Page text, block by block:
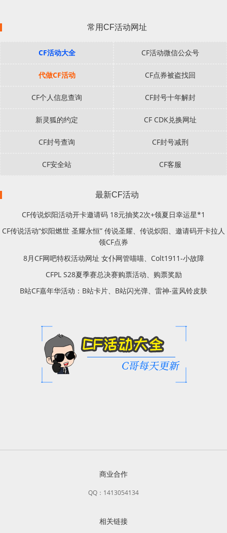
常用CF活动网址
CF活动大全 CF活动微信公众号
代做CF活动 CF点券被盗找回
CF个人信息查询 CF封号十年解封
新灵狐的约定 CF CDK兑换网址
CF封号查询 CF封号减刑
CF安全站 CF客服
最新CF活动
CF传说炽阳活动开卡邀请码 18元抽奖2次+领夏日幸运星*1
CF传说活动“炽阳燃世 圣耀永恒” 传说圣耀、传说炽阳、邀请码开卡拉人
领CF点券
8月CF网吧特权活动网址 女仆网管喵喵、Colt1911-小故障
CFPL S28夏季赛总决赛购票活动、购票奖励
B站CF嘉年华活动：B站卡片、B站闪光弹、雷神-蓝风铃皮肤
商业合作
QQ：1413054134
相关链接